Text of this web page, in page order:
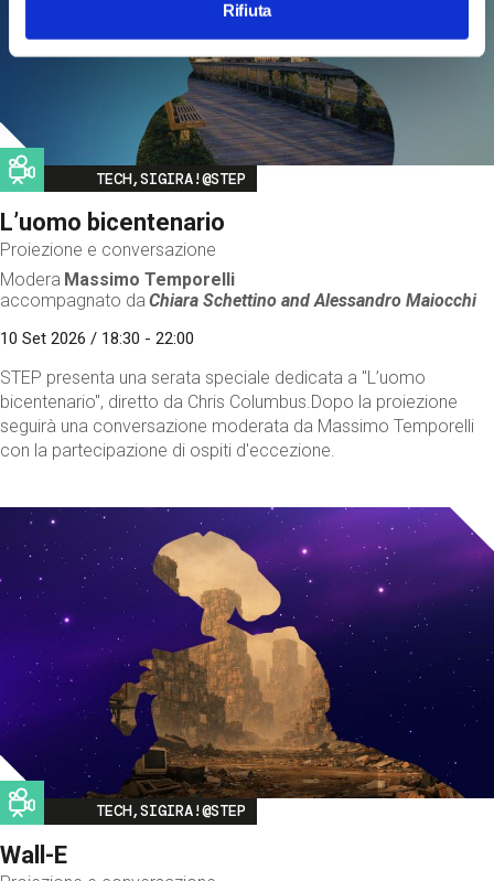
Rifiuta
Image
TECH,SIGIRA!@STEP
L’uomo bicentenario
Proiezione e conversazione
Modera Massimo Temporelli
accompagnato da Chiara Schettino andAlessandro Maiocchi
10 Set 2026 / 18:30 - 22:00
STEP presenta una serata speciale dedicata a "L’uomo
bicentenario", diretto da Chris Columbus.Dopo la proiezione
seguirà una conversazione moderata da Massimo Temporelli
con la partecipazione di ospiti d'eccezione.
Image
TECH,SIGIRA!@STEP
Wall-E